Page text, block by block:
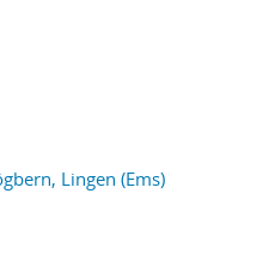
Lingen (Ems)